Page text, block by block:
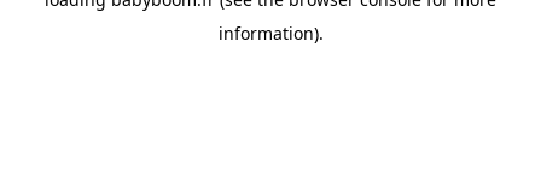
information).